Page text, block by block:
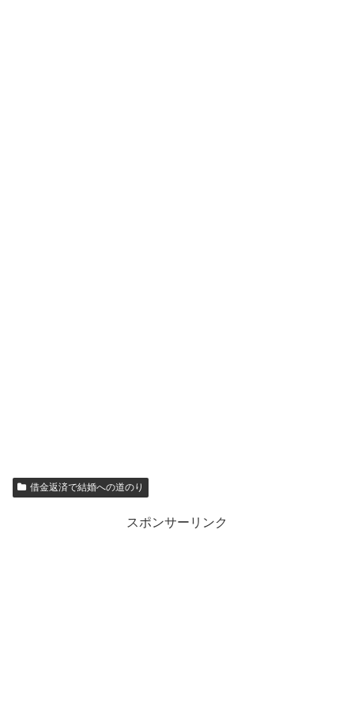
借金返済で結婚への道のり
スポンサーリンク